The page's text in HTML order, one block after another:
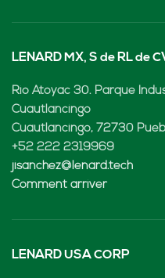
LENARD MX, S de RL de
Rio Atoyac 30. Parque
Cuautlancingo
Cuautlancingo, 72730
+52 222 2319969
jisanchez@lenard.tech
Comment arriver
LENARD USA CORP